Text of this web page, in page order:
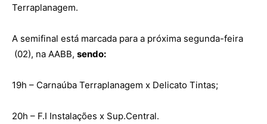
Terraplanagem.
A semifinal está marcada para a próxima segunda-feira
(02), na AABB, sendo:
19h – Carnaúba Terraplanagem x Delicato Tintas;
20h – F.I Instalações x Sup.Central.